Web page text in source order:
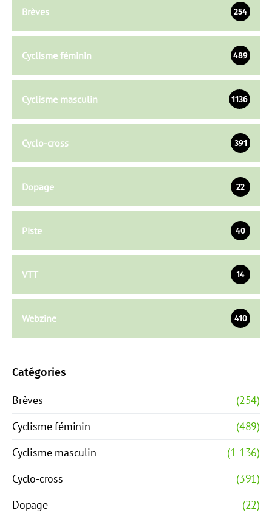
Brèves 254
Cyclisme féminin 489
Cyclisme masculin 1136
Cyclo-cross 391
Dopage 22
Piste 40
VTT 14
Webzine 410
Catégories
Brèves
(254)
Cyclisme féminin
(489)
Cyclisme masculin
(1 136)
Cyclo-cross
(391)
Dopage
(22)